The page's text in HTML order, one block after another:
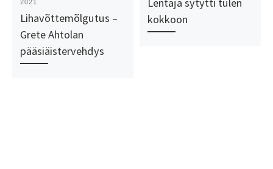
2021
Lihavõttemõlgutus –
Grete Ahtolan
pääsiäistervehdys
Lentäjä sytytti tulen
kokkoon